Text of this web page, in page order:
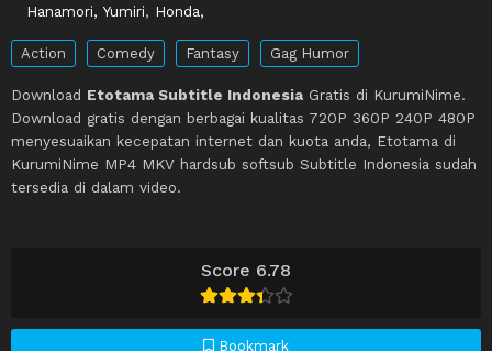
Score 6.78
Bookmark
Hanamori, Yumiri, Honda,
Action Comedy Fantasy Gag Humor
Download Etotama Subtitle Indonesia Gratis di KurumiNime.
Download gratis dengan berbagai kualitas 720P 360P 240P 480P
menyesuaikan kecepatan internet dan kuota anda, Etotama di
KurumiNime MP4 MKV hardsub softsub Subtitle Indonesia sudah
tersedia di dalam video.